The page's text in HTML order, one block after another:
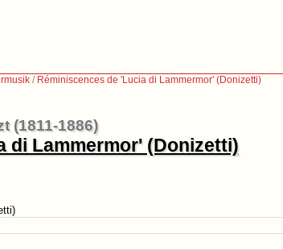
/ Réminiscences de 'Lucia di Lammermor' (Donizetti)
(1811-1886)
di Lammermor' (Donizetti)